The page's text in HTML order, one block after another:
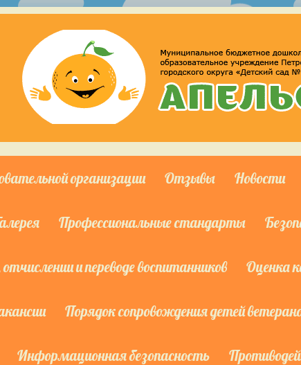
организации Отзывы Новости
Профессиональные стандарты
и переводе воспитанников Оценка
Порядок сопровождения детей
Информационная безопасность